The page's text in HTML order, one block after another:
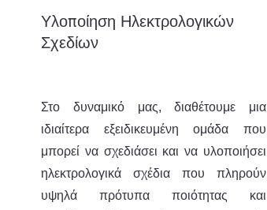
Υλοποίηση Ηλεκτρολογικών
Σχεδίων
Στο δυναμικό μας, διαθέτουμε μια
ιδιαίτερα εξειδικευμένη ομάδα που
μπορεί να σχεδιάσει και να υλοποιήσει
ηλεκτρολογικά σχέδια που πληρούν
υψηλά πρότυπα ποιότητας και